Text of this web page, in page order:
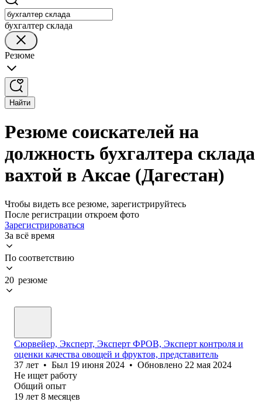
бухгалтер склада
Резюме
Найти
Резюме соискателей на
должность бухгалтера склада
вахтой в Аксае (Дагестан)
Чтобы видеть все резюме, зарегистрируйтесь
После регистрации откроем фото
Зарегистрироваться
За всё время
По соответствию
20 резюме
Сюрвейер, Эксперт, Эксперт ФРОВ, Эксперт контроля и
оценки качества овощей и фруктов, представитель
37 лет • Был 19 июня 2024 • Обновлено 22 мая 2024
Не ищет работу
Общий опыт
19 лет 8 месяцев